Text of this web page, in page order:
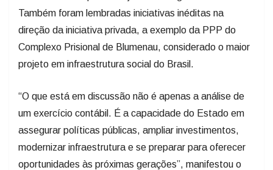
Também foram lembradas iniciativas inéditas na
direção da iniciativa privada, a exemplo da PPP do
Complexo Prisional de Blumenau, considerado o maior
projeto em infraestrutura social do Brasil.
“O que está em discussão não é apenas a análise de
um exercício contábil. É a capacidade do Estado em
assegurar políticas públicas, ampliar investimentos,
modernizar infraestrutura e se preparar para oferecer
oportunidades às próximas gerações”, manifestou o